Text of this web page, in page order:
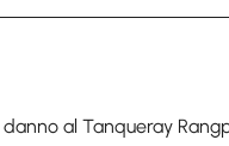
al Tanqueray